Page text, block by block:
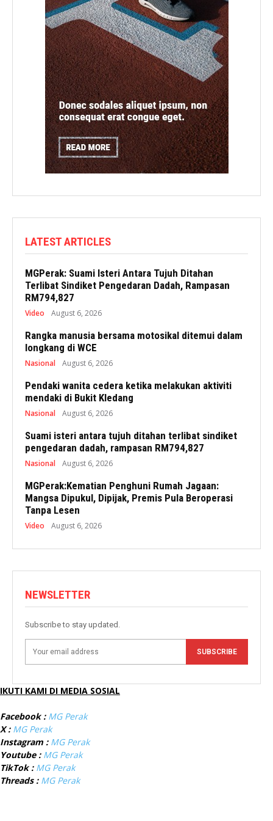
LATEST ARTICLES
MGPerak: Suami Isteri Antara Tujuh Ditahan
Terlibat Sindiket Pengedaran Dadah, Rampasan
RM794,827
Video August 6, 2026
Rangka manusia bersama motosikal ditemui dalam
longkang di WCE
Nasional August 6, 2026
Pendaki wanita cedera ketika melakukan aktiviti
mendaki di Bukit Kledang
Nasional August 6, 2026
Suami isteri antara tujuh ditahan terlibat sindiket
pengedaran dadah, rampasan RM794,827
Nasional August 6, 2026
MGPerak:Kematian Penghuni Rumah Jagaan:
Mangsa Dipukul, Dipijak, Premis Pula Beroperasi
Tanpa Lesen
Video August 6, 2026
NEWSLETTER
Subscribe to stay updated.
SUBSCRIBE
IKUTI KAMI DI MEDIA SOSIAL
Facebook : MG Perak
X : MG Perak
Instagram : MG Perak
Youtube : MG Perak
TikTok : MG Perak
Threads : MG Perak